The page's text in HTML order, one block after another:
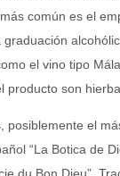
común es el
el vino tipo
producto son
posiblemente el
“La Botica de